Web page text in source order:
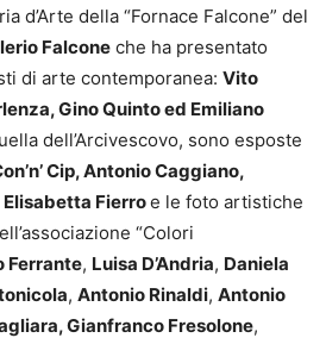
d’Arte della “Fornace Falcone” del
Falcone che ha presentato
di arte contemporanea: Vito
Gino Quinto ed Emiliano
dell’Arcivescovo, sono esposte
Cip, Antonio Caggiano,
Fierroe le foto artistiche
“Colori
Ferrante, Luisa D’Andria, Daniela
, Antonio Rinaldi, Antonio
Gianfranco Fresolone,